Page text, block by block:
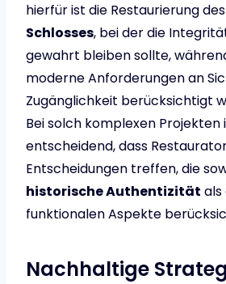
hierfür ist die Restaurierung des
Schlosses, bei der die
gewahrt bleiben sollte,
moderne Anforderungen an
Zugänglichkeit berücksichtigt
Bei solch komplexen Projekten
entscheidend, dass
Entscheidungen treffen, die
historische Authentizität als
funktionalen Aspekte
Nachhaltige